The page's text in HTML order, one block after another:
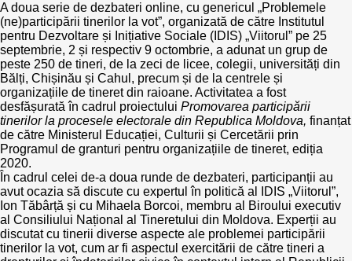
Note & poziții​
Organigrama IDIS
Anunțuri
Consiliul consulativ internațional IDIS
People Watch
Proces democratic
Agenda Națională de Business
Puterea hibridă
15 minute de realism economic
Trend Hunter
Buletin EU-STRAT
A doua serie de dezbateri online, cu genericul „Problemele
(ne)participării tinerilor la vot”, organizată de către Institutul
pentru Dezvoltare și Inițiative Sociale (IDIS) „Viitorul” pe 25
septembrie, 2 și respectiv 9 octombrie, a adunat un grup de
peste 250 de tineri, de la zeci de licee, colegii, universități din
Bălți, Chișinău și Cahul, precum și de la centrele și
organizațiile de tineret din raioane. Activitatea a fost
desfășurată în cadrul proiectului Promovarea participării
tinerilor la procesele electorale din Republica Moldova, finanțat
de către Ministerul Educației, Culturii și Cercetării prin
Programul de granturi pentru organizațiile de tineret, ediția
2020.
În cadrul celei de-a doua runde de dezbateri, participanții au
avut ocazia să discute cu expertul în politică al IDIS „Viitorul”,
Ion Tăbârță și cu Mihaela Borcoi, membru al Biroului executiv
al Consiliului Național al Tineretului din Moldova. Experții au
discutat cu tinerii diverse aspecte ale problemei participării
tinerilor la vot, cum ar fi aspectul exercitării de către tineri a